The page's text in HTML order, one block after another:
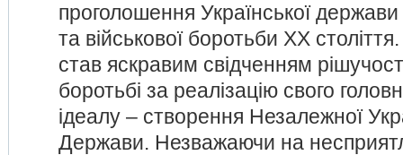
проголошення Української держави
та військової боротьби ХХ
став яскравим свідченням
боротьбі за реалізацію свого
ідеалу – створення Незалежної
Держави. Незважаючи на